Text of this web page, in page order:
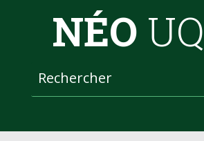
NÉO